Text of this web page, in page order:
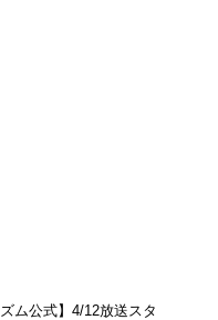
ム公式】4/12放送スタ